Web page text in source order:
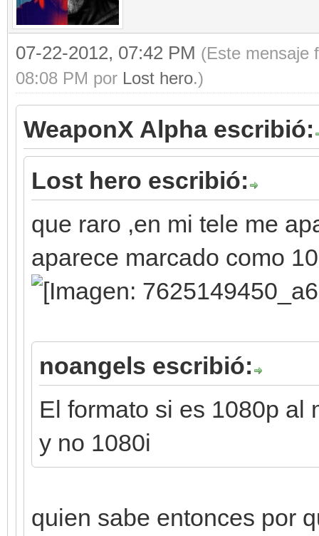
07-22-2012, 07:42 PM (Este mensaje
08:08 PM por Lost hero.)
WeaponX Alpha escribió:
Lost hero escribió:
que raro ,en mi tele me
aparece marcado como
noangels escribió:
El formato si es 1080p al
y no 1080i
quien sabe entonces por